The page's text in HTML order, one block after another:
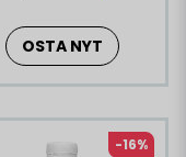
OSTA NYT
-16%